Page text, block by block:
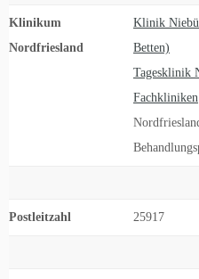
Klinikum
Nordfriesland
Klinik
Betten)
Tagesklinik
Fachkliniken
Postleitzahl 25917